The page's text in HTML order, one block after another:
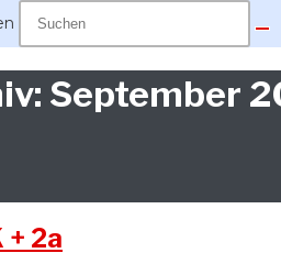
September
2a